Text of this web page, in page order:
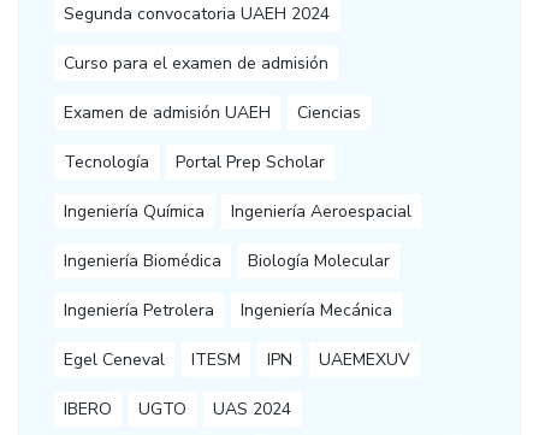
Segunda convocatoria UAEH 2024
Curso para el examen de admisión
Examen de admisión UAEH Ciencias
Tecnología Portal Prep Scholar
Ingeniería Química Ingeniería Aeroespacial
Ingeniería Biomédica Biología Molecular
Ingeniería Petrolera Ingeniería Mecánica
Egel Ceneval ITESM IPN UAEMEXUV
IBERO UGTO UAS 2024